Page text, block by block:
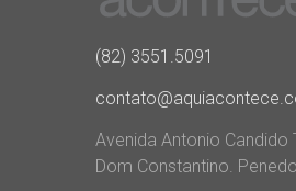
(82) 3551.5091
Avenida Antonio Candido
Dom Constantino.